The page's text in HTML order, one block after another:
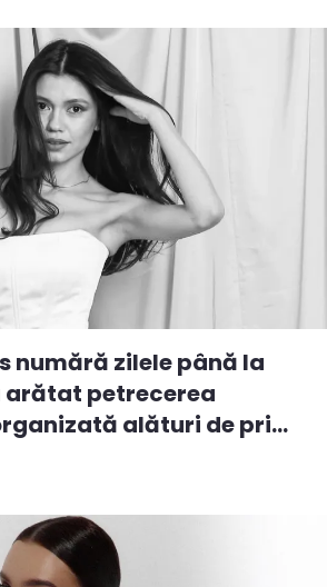
numără zilele până la
arătat petrecerea
alături de pri...